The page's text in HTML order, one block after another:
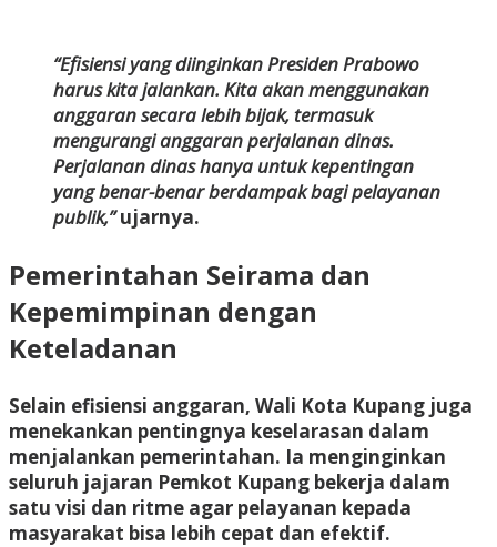
“Efisiensi yang diinginkan Presiden Prabowo
harus kita jalankan. Kita akan menggunakan
anggaran secara lebih bijak, termasuk
mengurangi anggaran perjalanan dinas.
Perjalanan dinas hanya untuk kepentingan
yang benar-benar berdampak bagi pelayanan
publik,”ujarnya.
Pemerintahan Seirama dan
Kepemimpinan dengan
Keteladanan
Selain efisiensi anggaran, Wali Kota Kupang juga
menekankan pentingnya keselarasan dalam
menjalankan pemerintahan. Ia menginginkan
seluruh jajaran Pemkot Kupang bekerja dalam
satu visi dan ritme agar pelayanan kepada
masyarakat bisa lebih cepat dan efektif.